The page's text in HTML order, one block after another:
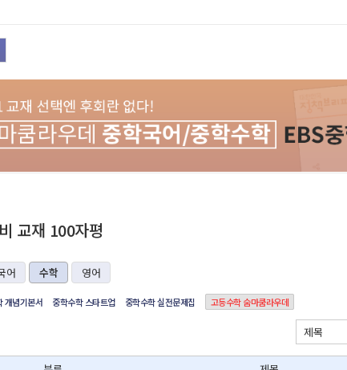
교재 100자평
어 수학 영어
개념기본서 중학수학 스타트업 중학수학 실전문제집 고등수학 숨마쿰라우데